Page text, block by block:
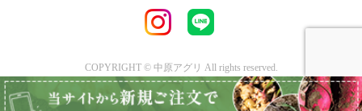
COPYRIGHT © 中原アグリ All rights reserved.